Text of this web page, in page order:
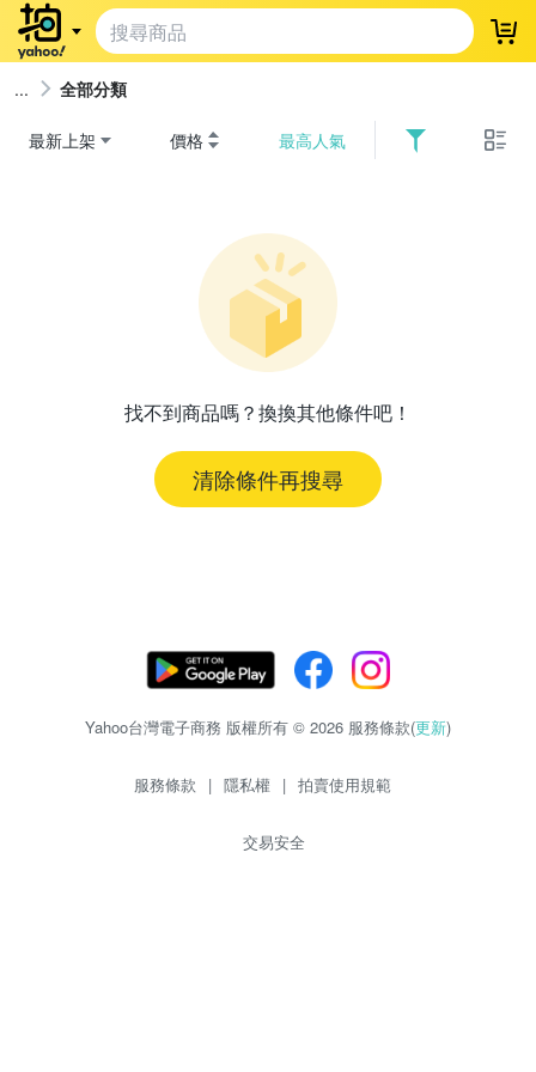
登
全部分類
最新上架 價格 最高人氣
找不到商品嗎？換換其他條件吧！
清除條件再搜尋
Yahoo台灣電子商務 版權所有 © 2026 服務條款(更新)
服務條款 | 隱私權 | 拍賣使用規範
交易安全